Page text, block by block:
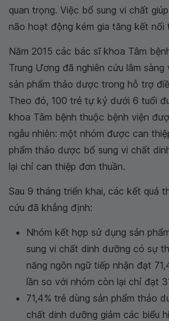
quan trọng. Việc bổ sung vi chất
não hoạt động kém gia tăng kết nối
Năm 2015 các bác sĩ khoa Tâm
Trung Ương đã nghiên cứu lâm sàng
sản phẩm thảo dược trong hỗ trợ
Theo đó, 100 trẻ tự kỷ dưới 6 tuổi
khoa Tâm bệnh thuộc bệnh viện
ngẫu nhiên: một nhóm được can
phẩm thảo dược bổ sung vi chất
lại chỉ can thiệp đơn thuần.
Sau 9 tháng triển khai, các kết quả
cứu đã khẳng định:
Nhóm kết hợp sử dụng sản
sung vi chất dinh dưỡng có sự
năng ngôn ngữ tiếp nhận đạt
lần so với nhóm còn lại chỉ đạt
71,4% trẻ dùng sản phẩm thảo
chất dinh dưỡng giảm các biểu